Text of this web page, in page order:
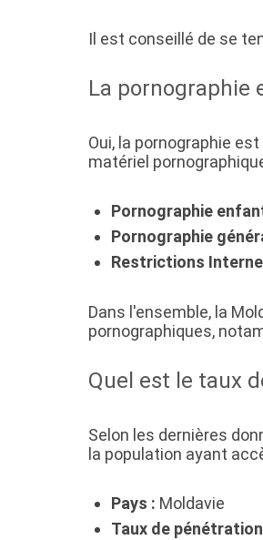
Il est conseillé de se
La pornographie
Oui, la pornographie
matériel
Pornographie
Pornographie
Restrictions
Dans l'ensemble, la
pornographiques,
Quel est le taux
Selon les dernières
la population ayant
Pays : Moldavie
Taux de